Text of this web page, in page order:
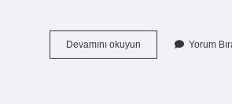
Devamını okuyun Güvercinlerde
Kuruma
Yorum